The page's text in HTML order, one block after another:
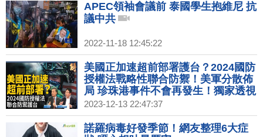
APEC領袖會議前 泰國學生抱維尼 抗
議中共
2022-11-18 12:45:22
美國正加速超前部署護台？2024國防
授權法戰略性聯合防禦！美軍分散佈
局 珍珠港事件不會再發生！獨家透視
港區議會選舉！高耀潔之後 再無揭露
真相者？｜胡振東｜矢板明夫｜新聞
大破解 【2023年12月13日】
2023-12-13 22:47:37
諾羅病毒好發季節！網友整理6大症